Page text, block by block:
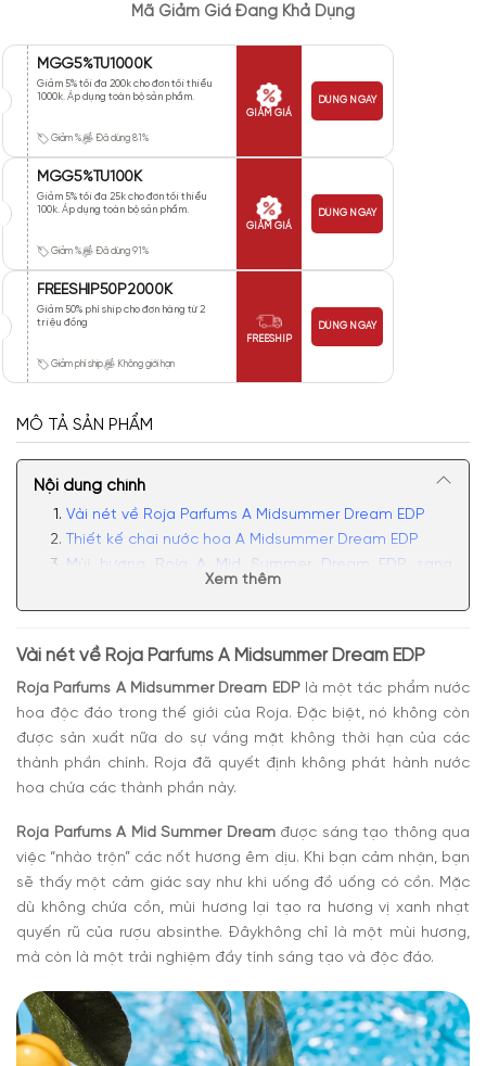
Mã Giảm Giá Đang Khả Dụng
MGG5%TU1000K
Giảm 5% tối đa 200k cho đơn tối thiểu
1000k. Áp dụng toàn bộ sản phẩm.
Giảm % Đã dùng 81%
GIẢM GIÁ
DÙNG NGAY
MGG5%TU100K
Giảm 5% tối đa 25k cho đơn tối thiểu
100k. Áp dụng toàn bộ sản phẩm.
Giảm % Đã dùng 91%
GIẢM GIÁ
DÙNG NGAY
FREESHIP50P2000K
Giảm 50% phí ship cho đơn hàng từ 2
triệu đồng
Giảm phí ship Không giới hạn
FREESHIP
DÙNG NGAY
MÔ TẢ SẢN PHẨM
Nội dung chính
Vài nét về Roja Parfums A Midsummer Dream EDP
Thiết kế chai nước hoa A Midsummer Dream EDP
Mùi hương Roja A Mid Summer Dream EDP sang
Có nên mua nước hoa unisex Roja Parfums A
Xem thêm
Vài nét về Roja Parfums A Midsummer Dream EDP
Roja Parfums A Midsummer Dream EDPlà một tác phẩm nước
hoa độc đáo trong thế giới của Roja. Đặc biệt, nó không còn
được sản xuất nữa do sự vắng mặt không thời hạn của các
thành phần chính. Roja đã quyết định không phát hành nước
hoa chứa các thành phần này.
Roja Parfums A Mid Summer Dreamđược sáng tạo thông qua
việc “nhào trộn” các nốt hương êm dịu. Khi bạn cảm nhận, bạn
sẽ thấy một cảm giác say như khi uống đồ uống có cồn. Mặc
dù không chứa cồn, mùi hương lại tạo ra hương vị xanh nhạt
quyến rũ của rượu absinthe. Đâykhông chỉ là một mùi hương,
mà còn là một trải nghiệm đầy tính sáng tạo và độc đáo.